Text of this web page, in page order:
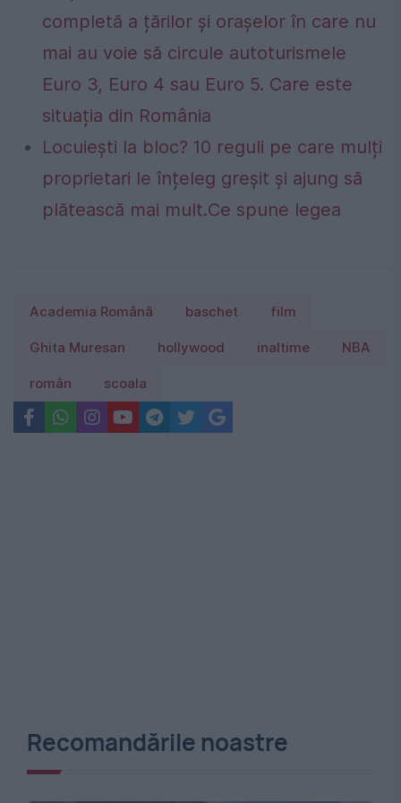
completă a țărilor și orașelor în care nu
mai au voie să circule autoturismele
Euro 3, Euro 4 sau Euro 5. Care este
situația din România
Locuiești la bloc? 10 reguli pe care mulți
proprietari le înțeleg greșit și ajung să
plătească mai mult.Ce spune legea
Academia Română baschet film
Ghita Muresan hollywood inaltime NBA
român scoala
Recomandările noastre